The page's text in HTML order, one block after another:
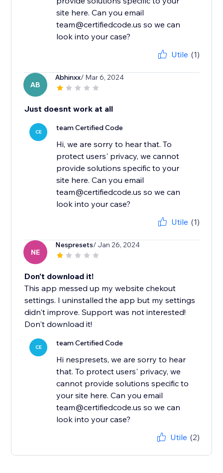
site here. Can you email
team@certifiedcode.us so we can
look into your case?
Utile (1)
AB
Abhinxx/ Mar 6, 2024
Just doesnt work at all
CE team Certified Code
Hi, we are sorry to hear that. To
protect users' privacy, we cannot
provide solutions specific to your
site here. Can you email
team@certifiedcode.us so we can
look into your case?
Utile (1)
NE
Nespresets/ Jan 26, 2024
Don't download it!
This app messed up my website chekout
settings. I uninstalled the app but my settings
didn't improve. Support was not interested!
Don't download it!
CE team Certified Code
Hi nespresets, we are sorry to hear
that. To protect users' privacy, we
cannot provide solutions specific to
your site here. Can you email
team@certifiedcode.us so we can
look into your case?
Utile (2)